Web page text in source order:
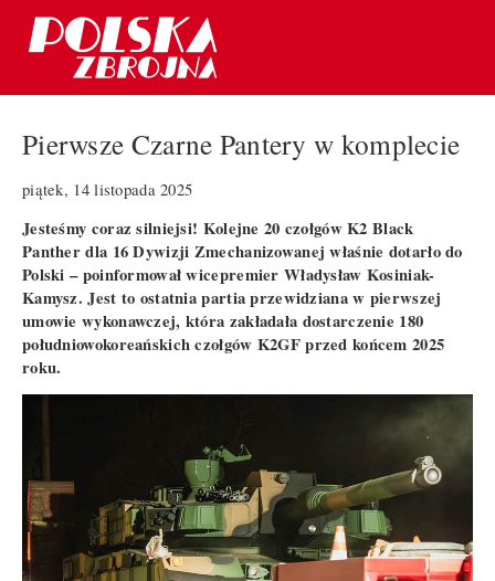
Pierwsze Czarne Pantery w komplecie
piątek, 14 listopada 2025
Jesteśmy coraz silniejsi! Kolejne 20 czołgów K2 Black
Panther dla 16 Dywizji Zmechanizowanej właśnie dotarło do
Polski – poinformował wicepremier Władysław Kosiniak-
Kamysz. Jest to ostatnia partia przewidziana w pierwszej
umowie wykonawczej, która zakładała dostarczenie 180
południowokoreańskich czołgów K2GF przed końcem 2025
roku.